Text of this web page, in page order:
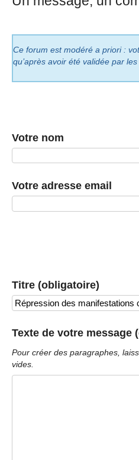
Ce forum est modéré a priori :
qu’après avoir été validée par les
Votre nom
Votre adresse email
Titre (obligatoire)
Texte de votre message
Pour créer des paragraphes,
vides.